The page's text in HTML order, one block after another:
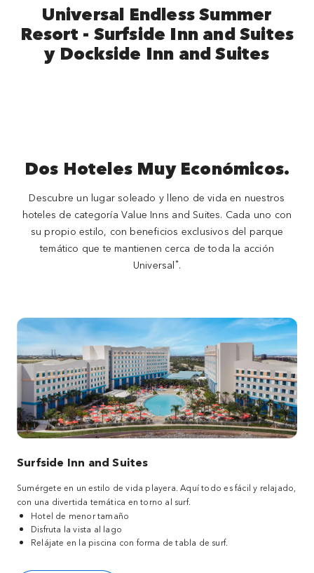
Universal Endless Summer
Resort - Surfside Inn and Suites
y Dockside Inn and Suites
Dos Hoteles Muy Económicos.
Descubre un lugar soleado y lleno de vida en nuestros
hoteles de categoría Value Inns and Suites. Cada uno con
su propio estilo, con beneficios exclusivos del parque
temático que te mantienen cerca de toda la acción
Universal*.
Surfside Inn and Suites
Sumérgete en un estilo de vida playera. Aquí todo es fácil y relajado,
con una divertida temática en torno al surf.
Hotel de menor tamaño
Disfruta la vista al lago
Relájate en la piscina con forma de tabla de surf.